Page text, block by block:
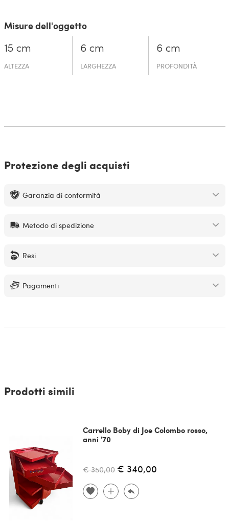
Misure dell'oggetto
15 cm
ALTEZZA
6 cm
LARGHEZZA
6 cm
PROFONDITÀ
Protezione degli acquisti
Garanzia di conformità
Metodo di spedizione
Resi
Pagamenti
Prodotti simili
Carrello Boby di Joe Colombo rosso,
anni '70
€ 350,00 € 340,00